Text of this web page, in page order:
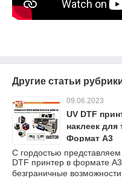
Другие статьи
09.06.2023
UV DTF
наклеек
Формат А3
С гордостью
DTF принтер в формате
безграничные